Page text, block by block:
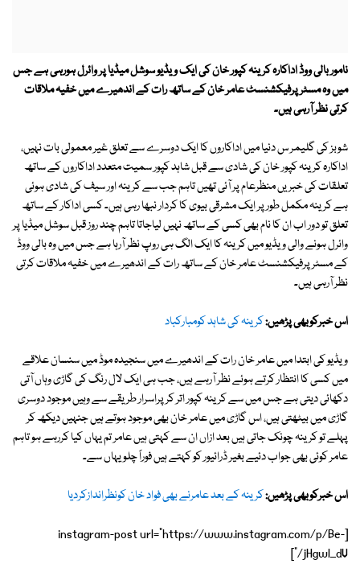
نامور بالی ووڈ اداکارہ کرینہ کپور خان کی ایک ویڈیو سوشل میڈیا پر وائرل ہورہی ہے جس
میں وہ مسٹر پرفیکشنسٹ عامر خان کے ساتھ رات کے اندھیرے میں خفیہ ملاقات
کرتی نظر آرہی ہیں۔
شوبز کی گلیمر س دنیا میں اداکاروں کا ایک دوسرے سے تعلق غیر معمولی بات نہیں،
اداکارہ کرینہ کپور خان کی شادی سے قبل شاہد کپور سمیت متعدد اداکاروں کے ساتھ
تعلقات کی خبریں منظرعام پر آئی تھیں تاہم جب سے کرینہ اور سیف کی شادی ہوئی
ہے کرینہ مکمل طور پر ایک مشرقی بیوی کا کردار نبھا رہی ہیں۔ کسی اداکار کے ساتھ
تعلق تو دور اب ان کا نام بھی کسی کے ساتھ نہیں لیاجاتا تاہم چند روز قبل سوشل میڈیا پر
وائرل ہونے والی ویڈیو میں کرینہ کا ایک الگ ہی روپ نظر آرہا ہے جس میں وہ بالی ووڈ
کے مسٹر پرفیکشنسٹ عامر خان کے ساتھ رات کے اندھیرے میں خفیہ ملاقات کرتی
نظر آرہی ہیں۔
اس خبرکوبھی پڑھیں:کرینہ کی شاہد کومبارکباد
ویڈیو کی ابتدا میں عامر خان رات کے اندھیرے میں سنجیدہ موڈ میں سنسان علاقے
میں کسی کا انتظار کرتے ہوئے نظر آرہے ہیں، جب ہی ایک لال رنگ کی گاڑی وہاں آتی
دکھائی دیتی ہے جس میں سے کرینہ کپور اتر کر پراسرار طریقے سے وہیں موجود دوسری
گاڑی میں بیٹھتی ہیں، اس گاڑی میں عامر خان بھی موجود ہوتے ہیں جنہیں دیکھ کر
پہلے تو کرینہ چونک جاتی ہیں بعد ازاں ان سے کہتی ہیں عامر تم یہاں کیا کررہے ہو تاہم
عامر کوئی بھی جواب دئیے بغیر ڈرائیور کو کہتے ہیں فوراً چلو یہاں سے۔
اس خبرکوبھی پڑھیں:کرینہ کے بعد عامرنے بھی فواد خان کونظراندازکردیا
[instagram-post url="https://www.instagram.com/p/Be-
jHgwl_dV/"]